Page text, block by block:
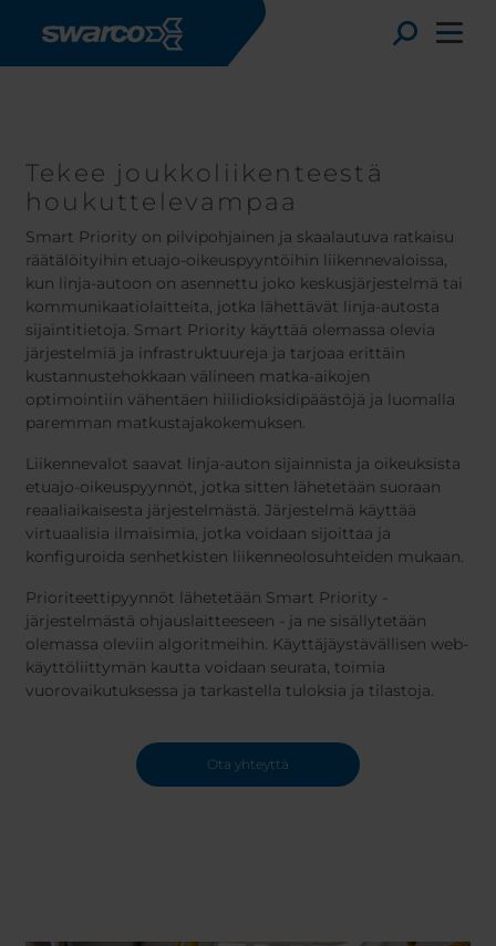
Toggle
English
Čeština
Choose your country:
Africa
Austria
Armenia
Belgium
Bulgaria
Chile
Czech Republic
Finland
France
Germany
Greece
Iceland
Italy
Jamaica
Latvia
Moldavia
Netherlands
Slovenia
Switzerland
Turkey
Tuotteet Software Public Transport Smart Priority
Tekee joukkoliikenteestä
houkuttelevampaa
Smart Priority on pilvipohjainen ja skaalautuva ratkaisu
räätälöityihin etuajo-oikeuspyyntöihin liikennevaloissa,
kun linja-autoon on asennettu joko keskusjärjestelmä tai
kommunikaatiolaitteita, jotka lähettävät linja-autosta
sijaintitietoja. Smart Priority käyttää olemassa olevia
järjestelmiä ja infrastruktuureja ja tarjoaa erittäin
kustannustehokkaan välineen matka-aikojen
optimointiin vähentäen hiilidioksidipäästöjä ja luomalla
paremman matkustajakokemuksen.
Liikennevalot saavat linja-auton sijainnista ja oikeuksista
etuajo-oikeuspyynnöt, jotka sitten lähetetään suoraan
reaaliaikaisesta järjestelmästä. Järjestelmä käyttää
virtuaalisia ilmaisimia, jotka voidaan sijoittaa ja
konfiguroida senhetkisten liikenneolosuhteiden mukaan.
Prioriteettipyynnöt lähetetään Smart Priority -
järjestelmästä ohjauslaitteeseen - ja ne sisällytetään
olemassa oleviin algoritmeihin. Käyttäjäystävällisen web-
käyttöliittymän kautta voidaan seurata, toimia
vuorovaikutuksessa ja tarkastella tuloksia ja tilastoja.
Ota yhteyttä